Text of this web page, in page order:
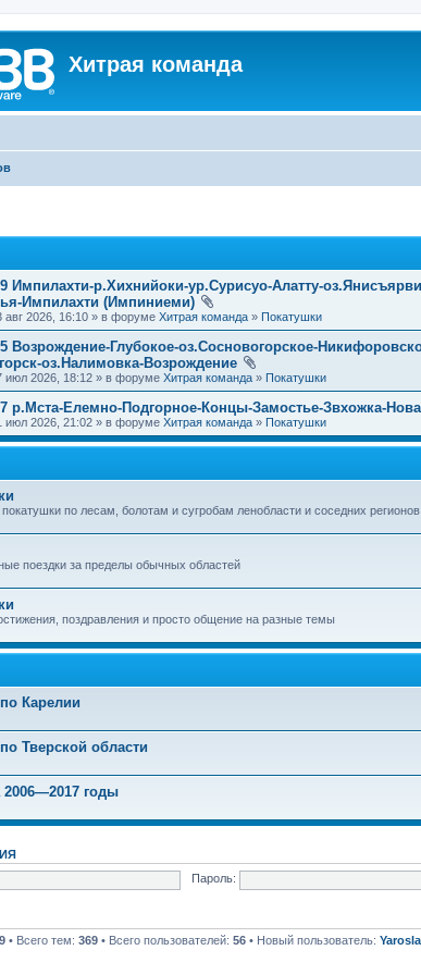
Хитрая команда
Импилахти-р.Хихнийоки-ур.Сурисуо-Алатту-
Импилахти (Импиниеми)
авг 2026, 16:10 » в форуме Хитрая команда » Покатушки
Возрождение-Глубокое-оз.Сосновогорское-
оз.Налимовка-Возрождение
июл 2026, 18:12 » в форуме Хитрая команда » Покатушки
р.Мста-Елемно-Подгорное-Концы-Замостье-Звхожка-
июл 2026, 21:02 » в форуме Хитрая команда » Покатушки
по лесам, болотам и сугробам ленобласти и соседних регионов
поездки за пределы обычных областей
поздравления и просто общение на разные темы
Карелии
Тверской области
2006—2017 годы
Пароль:
• Всего тем: 369 • Всего пользователей: 56 • Новый пользователь: